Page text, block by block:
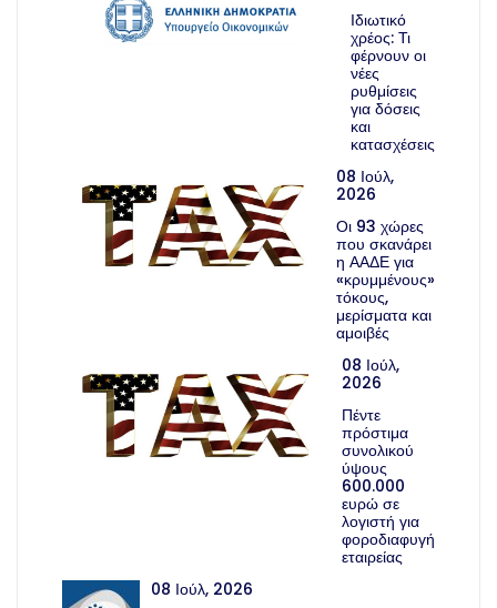
Ιδιωτικό
χρέος: Τι
φέρνουν οι
νέες
ρυθμίσεις
για δόσεις
και
κατασχέσεις
08 Ιούλ,
2026
Οι 93 χώρες
που σκανάρει
η ΑΑΔΕ για
«κρυμμένους»
τόκους,
μερίσματα και
αμοιβές
08 Ιούλ,
2026
Πέντε
πρόστιμα
συνολικού
ύψους
600.000
ευρώ σε
λογιστή για
φοροδιαφυγή
εταιρείας
08 Ιούλ, 2026